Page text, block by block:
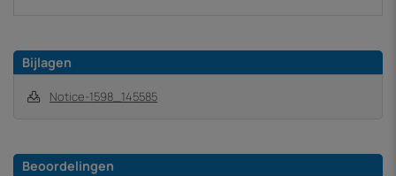
Bijlagen
Notice-1598_145585
Beoordelingen